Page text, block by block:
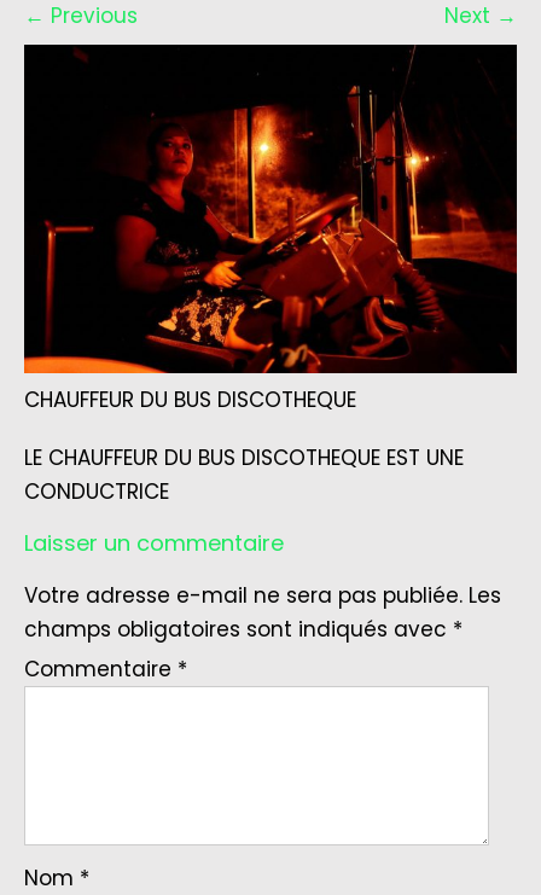
← Previous Next →
CHAUFFEUR DU BUS DISCOTHEQUE
LE CHAUFFEUR DU BUS DISCOTHEQUE EST UNE
CONDUCTRICE
Laisser un commentaire
Votre adresse e-mail ne sera pas publiée. Les
champs obligatoires sont indiqués avec *
Commentaire *
Nom *